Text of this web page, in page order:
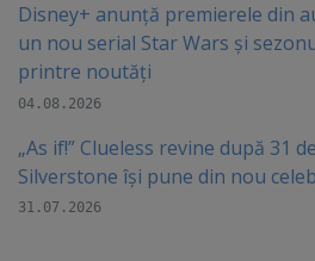
Disney+ anunță premierele din
un nou serial Star Wars și
printre noutăți
04.08.2026
„As if!” Clueless revine după 31
Silverstone își pune din nou
31.07.2026